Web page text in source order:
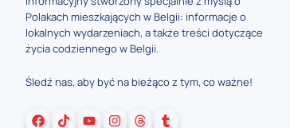
Polakach mieszkających w Belgii: informacje o
lokalnych wydarzeniach, a także treści dotyczące
życia codziennego w Belgii.
Śledź nas, aby być na bieżąco z tym, co ważne!